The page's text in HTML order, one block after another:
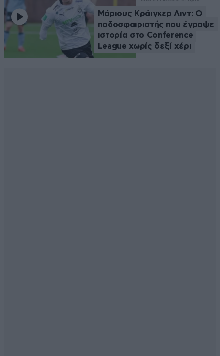
Μάριους Κράιγκερ Λιντ: Ο
ποδοσφαιριστής που έγραψε
ιστορία στο Conference
League χωρίς δεξί χέρι